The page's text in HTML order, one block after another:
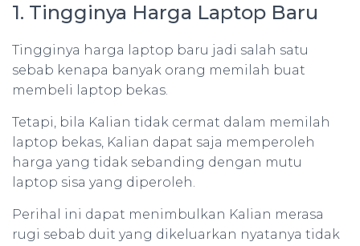
1. Tingginya Harga Laptop Baru
Tingginya harga laptop baru jadi salah satu
sebab kenapa banyak orang memilah buat
membeli laptop bekas.
Tetapi, bila Kalian tidak cermat dalam memilah
laptop bekas, Kalian dapat saja memperoleh
harga yang tidak sebanding dengan mutu
laptop sisa yang diperoleh.
Perihal ini dapat menimbulkan Kalian merasa
rugi sebab duit yang dikeluarkan nyatanya tidak